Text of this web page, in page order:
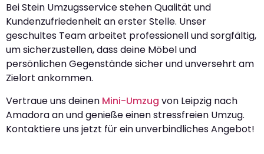
Bei Stein Umzugsservice stehen Qualität und
Kundenzufriedenheit an erster Stelle. Unser
geschultes Team arbeitet professionell und sorgfältig,
um sicherzustellen, dass deine Möbel und
persönlichen Gegenstände sicher und unversehrt am
Zielort ankommen.
Vertraue uns deinen Mini-Umzug von Leipzig nach
Amadora an und genieße einen stressfreien Umzug.
Kontaktiere uns jetzt für ein unverbindliches Angebot!